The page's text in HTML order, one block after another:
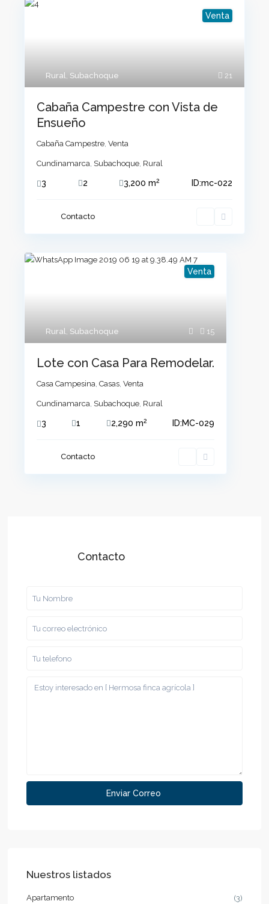
21
Rural, Subachoque
Venta
Cabaña Campestre con Vista de
Ensueño
Cabaña Campestre,Venta
Cundinamarca, Subachoque, Rural
3 2 3,200 m2 ID:mc-022
Contacto
15
Rural, Subachoque
Venta
Lote con Casa Para Remodelar.
Casa Campesina,Casas,Venta
Cundinamarca, Subachoque, Rural
3 1 2,290 m2 ID:MC-029
Contacto
Contacto
Nuestros listados
Apartamento (3)